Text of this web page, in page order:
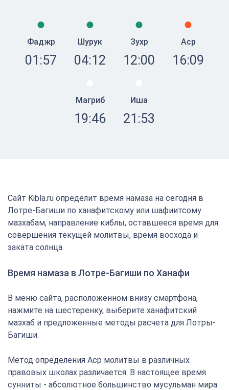
Фаджр
01:57
Шурук
04:12
Зухр
12:00
Аср
16:09
Магриб
19:46
Иша
21:53
Сайт Kibla.ru определит время намаза на сегодня в
Лотре-Багиши по ханафитскому или шафиитсому
мазхабам, направление киблы, оставшееся время для
совершения текущей молитвы, время восхода и
заката солнца.
Время намаза в Лотре-Багиши по Ханафи
В меню сайта, расположенном внизу смартфона,
нажмите на шестеренку, выберите ханафитский
мазхаб и предложенные методы расчета для Лотры-
Багиши.
Метод определения Аср молитвы в различных
правовых школах различается. В настоящее время
сунниты - абсолютное большинство мусульман мира.